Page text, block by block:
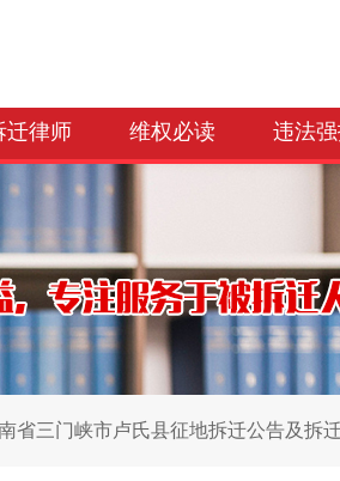
迁律师 维权必读 违法
省三门峡市卢氏县征地拆迁公告及拆